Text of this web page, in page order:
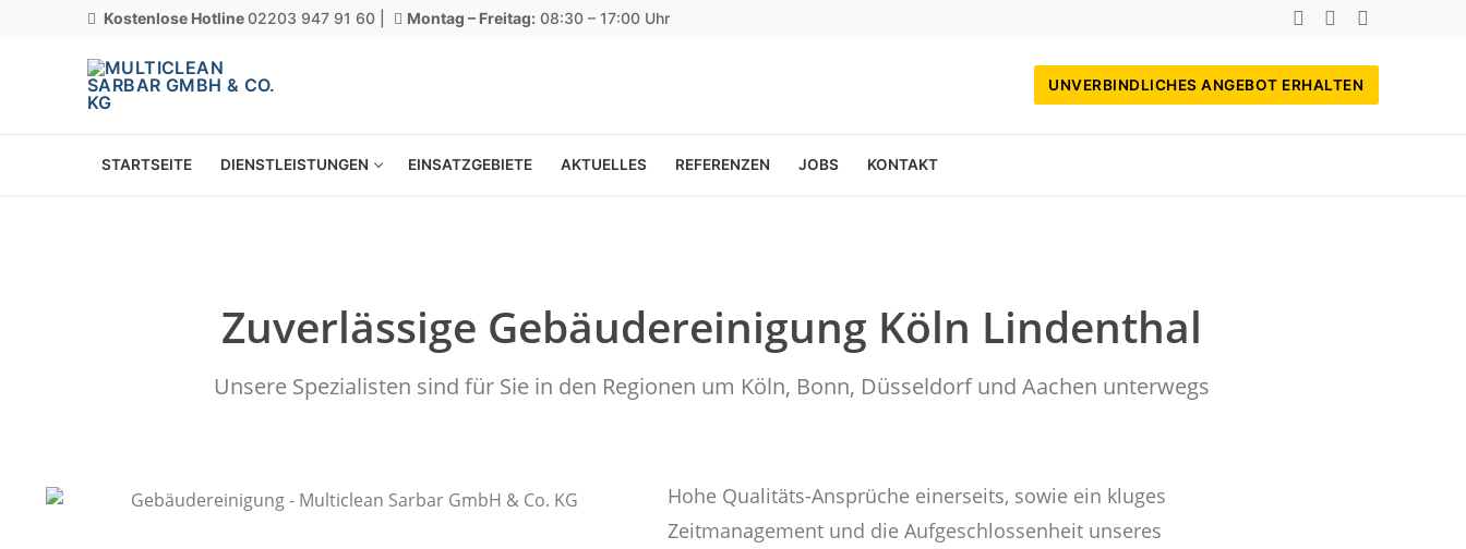
Kostenlose Hotline02203 947 91 60 | Montag – Freitag: 08:30 – 17:00 Uhr
UNVERBINDLICHES ANGEBOT ERHALTEN
STARTSEITE DIENSTLEISTUNGEN EINSATZGEBIETE AKTUELLES REFERENZEN JOBS KONTAKT
Zuverlässige Gebäudereinigung Köln Lindenthal
Unsere Spezialisten sind für Sie in den Regionen um Köln, Bonn, Düsseldorf und Aachen unterwegs
Hohe Qualitäts-Ansprüche einerseits, sowie ein kluges
Zeitmanagement und die Aufgeschlossenheit unseres